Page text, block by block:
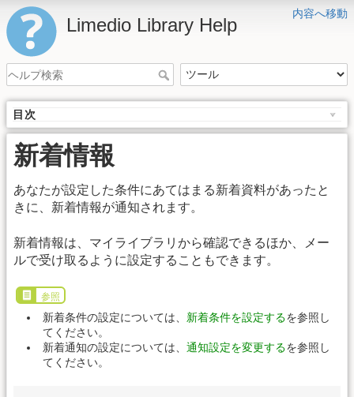
内容へ移動
Limedio Library Help
目次
新着情報
あなたが設定した条件にあてはまる新着資料があったと
きに、新着情報が通知されます。
新着情報は、マイライブラリから確認できるほか、メー
ルで受け取るように設定することもできます。
参照
新着条件の設定については、 新着条件を設定するを参照し
てください。
新着通知の設定については、 通知設定を変更するを参照し
てください。